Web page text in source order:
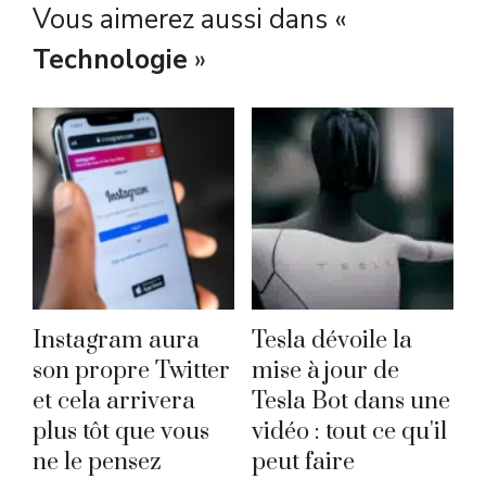
Vous aimerez aussi dans «
Technologie »
Instagram aura
son propre Twitter
et cela arrivera
plus tôt que vous
ne le pensez
Tesla dévoile la
mise à jour de
Tesla Bot dans une
vidéo : tout ce qu'il
peut faire